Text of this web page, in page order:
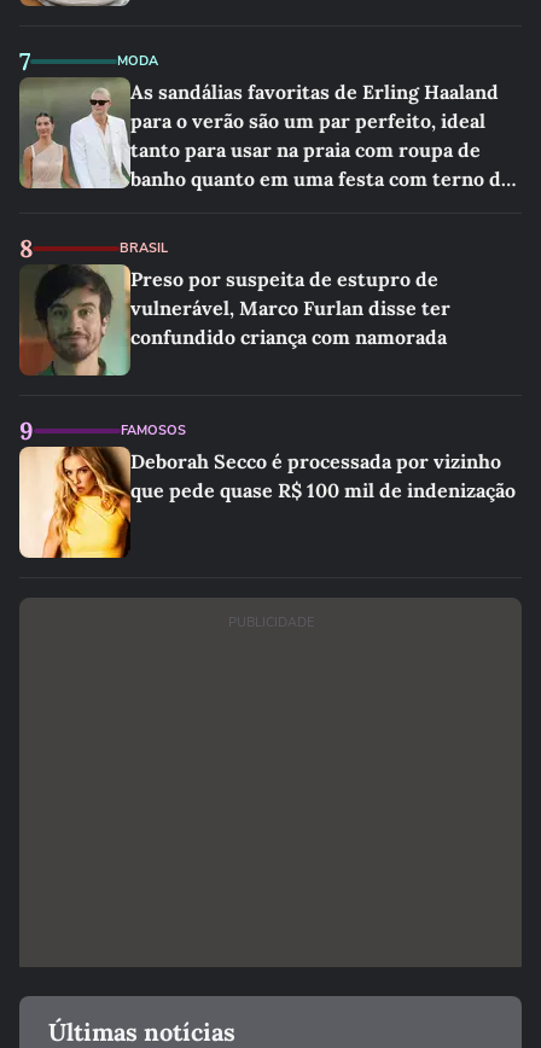
7 MODA
As sandálias favoritas de Erling Haaland
para o verão são um par perfeito, ideal
tanto para usar na praia com roupa de
banho quanto em uma festa com terno de
8 BRASIL
Preso por suspeita de estupro de
vulnerável, Marco Furlan disse ter
confundido criança com namorada
9 FAMOSOS
Deborah Secco é processada por vizinho
que pede quase R$ 100 mil de indenização
PUBLICIDADE
Últimas notícias